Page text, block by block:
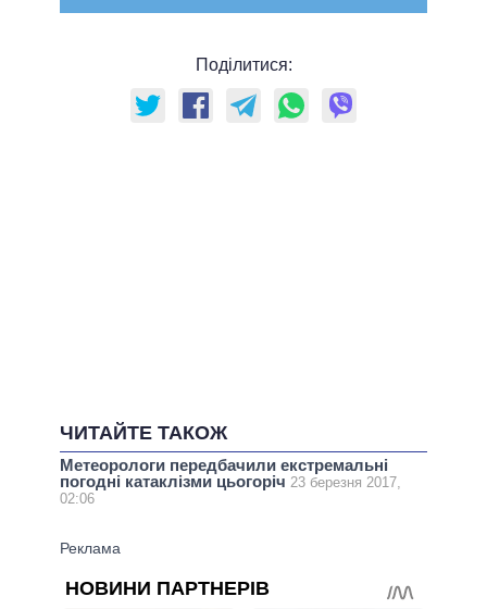
Поділитися:
ЧИТАЙТЕ ТАКОЖ
Метеорологи передбачили екстремальні
погодні катаклізми цьогоріч 23 березня 2017,
02:06